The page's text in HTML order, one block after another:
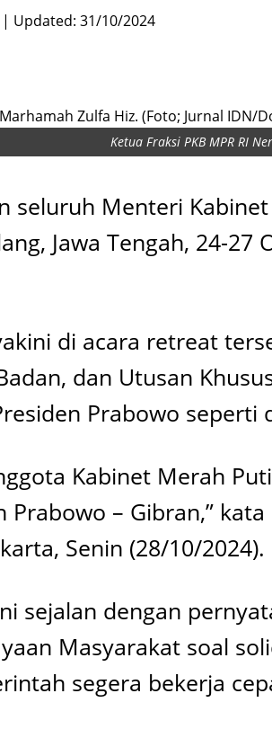
Updated: 31/10/2024
Ketua Fraksi PKB MPR RI
seluruh Menteri
Jawa Tengah, 24-
di acara retreat
dan Utusan
Prabowo
Kabinet Merah
– Gibran,”
Senin (28/10/2024).
sejalan dengan
Masyarakat soal
segera bekerja